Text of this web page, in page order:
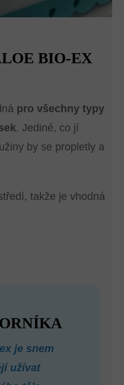
BIO-EX
pro všechny typy
. Jediné, co jí
by se propletly a
takže je vhodná
je snem
užívat